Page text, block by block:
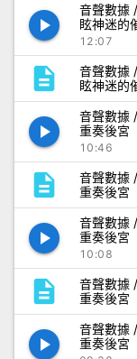
play_arrow
音聲數據
眩神迷的
12:07
description
音聲數據
眩神迷的
play_arrow
音聲數據
重奏後宮
10:46
description
音聲數據
重奏後宮
play_arrow
音聲數據
重奏後宮
10:08
description
音聲數據
重奏後宮
play_arrow
音聲數據
重奏後宮